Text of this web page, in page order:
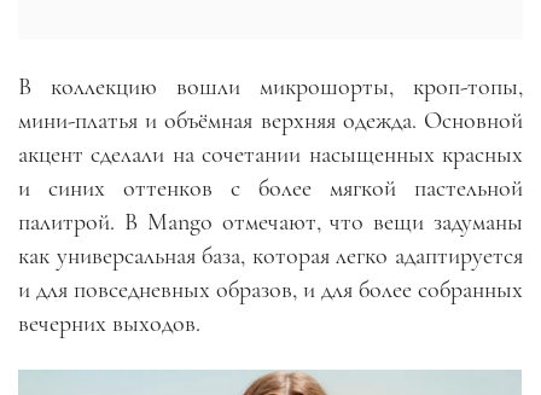
В коллекцию вошли микрошорты, кроп-топы,
мини-платья и объёмная верхняя одежда. Основной
акцент сделали на сочетании насыщенных красных
и синих оттенков с более мягкой пастельной
палитрой. В Mango отмечают, что вещи задуманы
как универсальная база, которая легко адаптируется
и для повседневных образов, и для более собранных
вечерних выходов.